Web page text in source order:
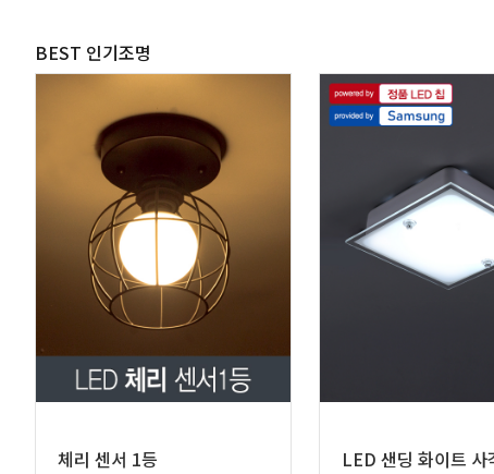
BEST 인기조명
체리 센서 1등